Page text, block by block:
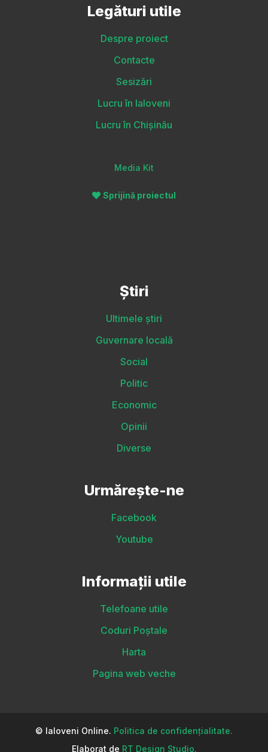
Legături utile
Despre proiect
Contacte
Sesizări
Lucru în Ialoveni
Lucru în Chișinău
Media Kit
Sprijină proiectul
Știri
Ultimele știri
Guvernare locală
Social
Politic
Economic
Opinii
Diverse
Urmărește-ne
Facebook
Youtube
Informații utile
Telefoane utile
Coduri Poștale
Harta
Pagina web veche
© Ialoveni Online. Politica de confidențialitate.
Elaborat de RT Design Studio.